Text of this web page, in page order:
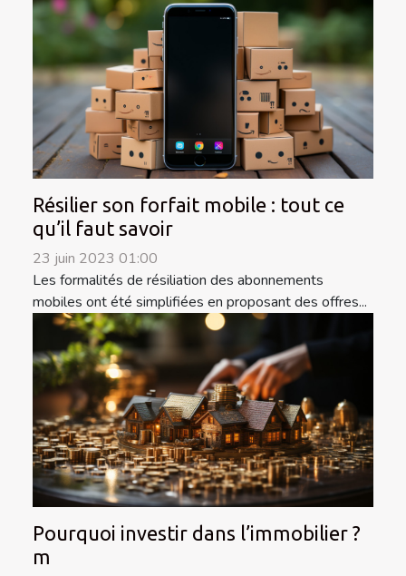
Résilier son forfait mobile : tout ce
qu’il faut savoir
23 juin 2023 01:00
Les formalités de résiliation des abonnements
mobiles ont été simplifiées en proposant des offres...
Pourquoi investir dans l’immobilier ?
m